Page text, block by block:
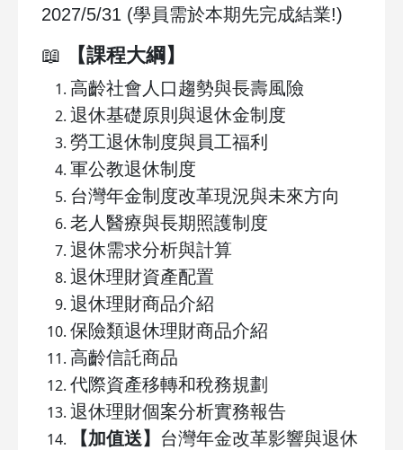
2027/5/31 (學員需於本期先完成結業!)
📖 【課程大綱】
高齡社會人口趨勢與長壽風險
退休基礎原則與退休金制度
勞工退休制度與員工福利
軍公教退休制度
台灣年金制度改革現況與未來方向
老人醫療與長期照護制度
退休需求分析與計算
退休理財資產配置
退休理財商品介紹
保險類退休理財商品介紹
高齡信託商品
代際資產移轉和稅務規劃
退休理財個案分析實務報告
【加值送】 台灣年金改革影響與退休